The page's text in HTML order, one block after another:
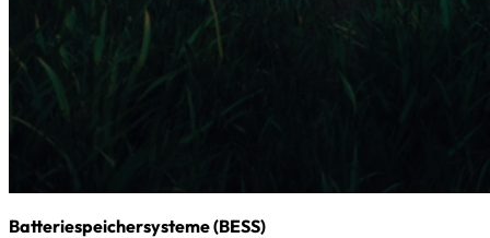
Batterie­speicher­systeme (BESS)